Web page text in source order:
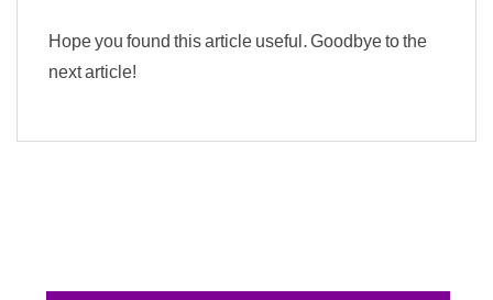
Hope you found this article useful. Goodbye to the
next article!